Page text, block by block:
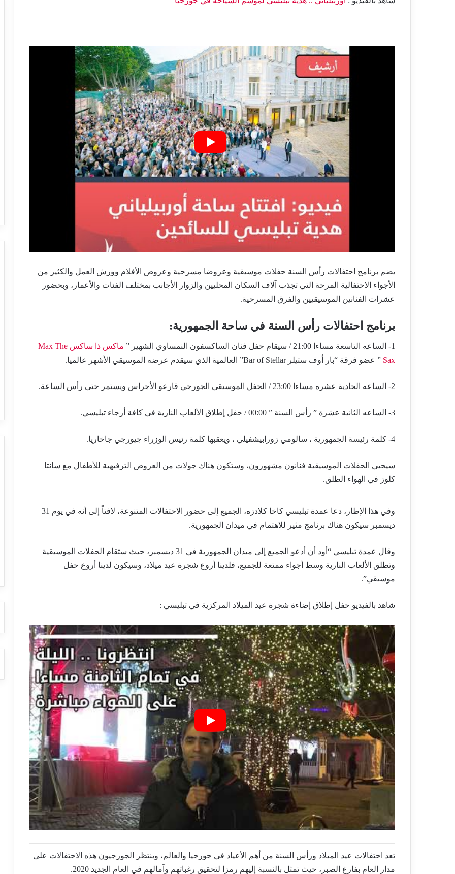
يضم برنامج احتفالات رأس السنة حفلات موسيقية وعروضا مسرحية وعروض الأفلام وورش العمل والكثير من
الأجواء الاحتفالية المرحة التي تجذب آلاف السكان المحليين والزوار الأجانب بمختلف الفئات والأعمار، وبحضور
عشرات الفنانين الموسيقيين والفرق المسرحية.
برنامج احتفالات رأس السنة في ساحة الجمهورية:
1- الساعه التاسعة مساءا 21:00 / سيقام حفل فنان الساكسفون النمساوي الشهير ”
ماكس ذا ساكس Max The
Sax ” عضو فرقة “بار أوف ستيلر Bar of Stellar” العالمية الذي سيقدم عرضه الموسيقي الأشهر عالميا.
2- الساعه الحادية عشره مساءا 23:00 / الحفل الموسيقي الجورجي قارعو الأجراس ويستمر حتى رأس الساعة.
3- الساعه الثانية عشرة ” رأس السنة ” 00:00 / حفل إطلاق الألعاب النارية في كافة أرجاء تبليسي.
4- كلمة رئيسة الجمهورية ، سالومي زورابيشفيلي ، ويعقبها كلمة رئيس الوزراء جيورجي جاخاريا.
سيحيي الحفلات الموسيقية فنانون مشهورون، وستكون هناك جولات من العروض الترفيهية للأطفال مع سانتا
كلوز في الهواء الطلق.
وفي هذا الإطار، دعا عمدة تبليسي كاخا كلادزه، الجميع إلى حضور الاحتفالات المتنوعة، لافتاً إلى أنه في يوم 31
ديسمبر سيكون هناك برنامج مثير للاهتمام في ميدان الجمهورية.
وقال عمدة تبليسي “أود أن أدعو الجميع إلى ميدان الجمهورية في 31 ديسمبر، حيث ستقام الحفلات الموسيقية
وتطلق الألعاب النارية وسط أجواء ممتعة للجميع، فلدينا أروع شجرة عيد ميلاد، وسيكون لدينا أروع حفل
موسيقي”.
شاهد بالفيديو حفل إطلاق إضاءة شجرة عيد الميلاد المركزية في تبليسي :
تعد احتفالات عيد الميلاد ورأس السنة من أهم الأعياد في جورجيا والعالم، وينتظر الجورجيون هذه الاحتفالات على
مدار العام بفارغ الصبر، حيث تمثل بالنسبة إليهم رمزا لتحقيق رغباتهم وآمالهم في العام الجديد 2020.